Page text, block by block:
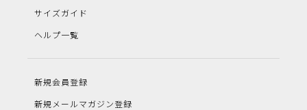
サイズガイド
ヘルプ一覧
新規会員登録
新規メールマガジン登録